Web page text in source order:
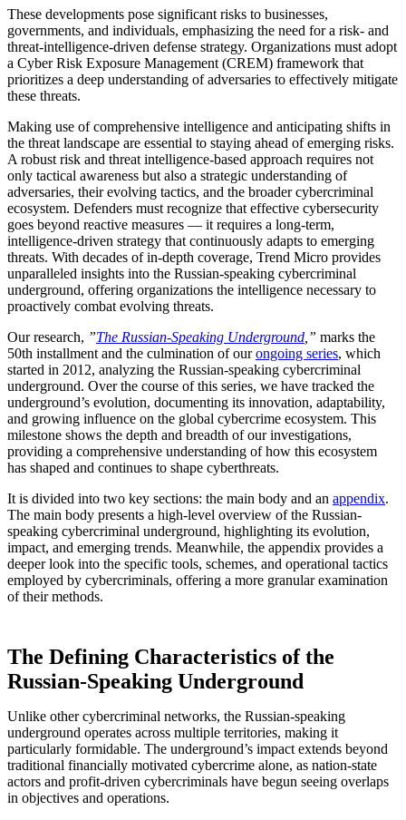
These developments pose significant risks to businesses,
governments, and individuals, emphasizing the need for a risk- and
threat-intelligence-driven defense strategy. Organizations must adopt
a Cyber Risk Exposure Management (CREM) framework that
prioritizes a deep understanding of adversaries to effectively mitigate
these threats.
Making use of comprehensive intelligence and anticipating shifts in
the threat landscape are essential to staying ahead of emerging risks.
A robust risk and threat intelligence-based approach requires not
only tactical awareness but also a strategic understanding of
adversaries, their evolving tactics, and the broader cybercriminal
ecosystem. Defenders must recognize that effective cybersecurity
goes beyond reactive measures — it requires a long-term,
intelligence-driven strategy that continuously adapts to emerging
threats. With decades of in-depth coverage, Trend Micro provides
unparalleled insights into the Russian-speaking cybercriminal
underground, offering organizations the intelligence necessary to
proactively combat evolving threats.
Our research, ”The Russian-Speaking Underground ,” marks the
50th installment and the culmination of ourongoing series, which
started in 2012, analyzing the Russian-speaking cybercriminal
underground. Over the course of this series, we have tracked the
underground’s evolution, documenting its innovation, adaptability,
and growing influence on the global cybercrime ecosystem. This
milestone shows the depth and breadth of our investigations,
providing a comprehensive understanding of how this ecosystem
has shaped and continues to shape cyberthreats.
It is divided into two key sections: the main body and an appendix.
The main body presents a high-level overview of the Russian-
speaking cybercriminal underground, highlighting its evolution,
impact, and emerging trends. Meanwhile, the appendix provides a
deeper look into the specific tools, schemes, and operational tactics
employed by cybercriminals, offering a more granular examination
of their methods.
The Defining Characteristics of the
Russian-Speaking Underground
Unlike other cybercriminal networks, the Russian-speaking
underground operates across multiple territories, making it
particularly formidable. The underground’s impact extends beyond
traditional financially motivated cybercrime alone, as nation-state
actors and profit-driven cybercriminals have begun seeing overlaps
in objectives and operations.